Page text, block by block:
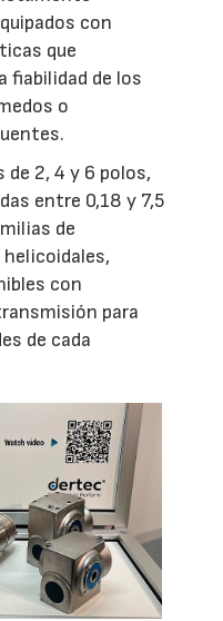
con
que
fiabilidad de los
o
2, 4 y 6 polos,
entre 0,18 y 7,5
de
con
para
de cada